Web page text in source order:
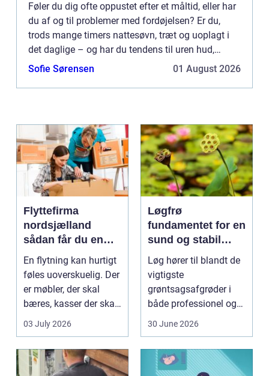
Føler du dig ofte oppustet efter et måltid, eller har
du af og til problemer med fordøjelsen? Er du,
trods mange timers nattesøvn, træt og uoplagt i
det daglige – og har du tendens til uren hud,
inflammatoriske ...
Sofie Sørensen 01 August 2026
Flyttefirma
nordsjælland
sådan får du en
tryg og effektiv
flytning
En flytning kan hurtigt
føles uoverskuelig. Der
er møbler, der skal
bæres, kasser der skal
pakkes, o...
03 July 2026
Løgfrø
fundamentet for en
sund og stabil
løgavl
Løg hører til blandt de
vigtigste
grøntsagsafgrøder i
både professionel og
hobbybaseret
30 June 2026